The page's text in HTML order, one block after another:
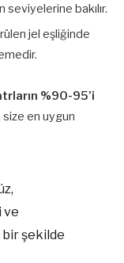
seviyelerine bakılır.
jel eşliğinde
%90-95’i
size en uygun
ve
şekilde